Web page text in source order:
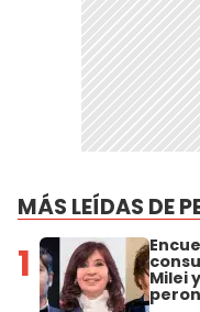
MÁS LEÍDAS DE
1 Milei